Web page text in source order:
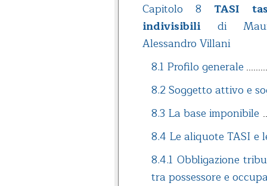
Capitolo 8 TASI
indivisibilidi
Alessandro Villani
8.1 Profilo generale
8.2 Soggetto attivo e
8.3 La base imponibile
8.4 Le aliquote TASI e
8.4.1 Obbligazione
tra possessore e